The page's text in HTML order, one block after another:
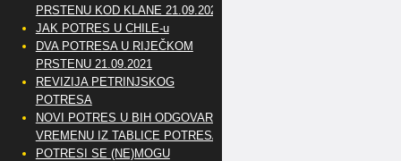
PRSTENU KOD KLANE 21.09.2021
JAK POTRES U CHILE-u
DVA POTRESA U RIJEČKOM
PRSTENU 21.09.2021
REVIZIJA PETRINJSKOG
POTRESA
NOVI POTRES U BIH ODGOVARA
VREMENU IZ TABLICE POTRESA
POTRESI SE (NE)MOGU